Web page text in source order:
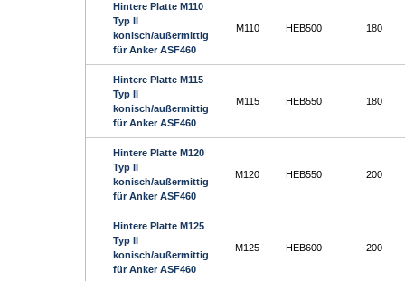
Hintere Platte M110
Typ II
konisch/außermittig
für Anker ASF460
M110 HEB500 180
Hintere Platte M115
Typ II
konisch/außermittig
für Anker ASF460
M115 HEB550 180
Hintere Platte M120
Typ II
konisch/außermittig
für Anker ASF460
M120 HEB550 200
Hintere Platte M125
Typ II
konisch/außermittig
für Anker ASF460
M125 HEB600 200